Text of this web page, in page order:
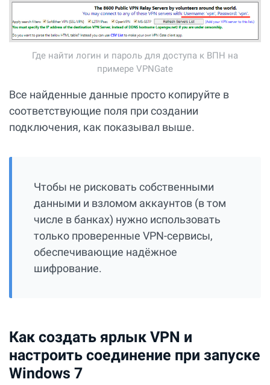
Где найти логин и пароль для доступа к ВПН на
примере VPNGate
Все найденные данные просто копируйте в
соответствующие поля при создании
подключения, как показывал выше.
Чтобы не рисковать собственными
данными и взломом аккаунтов (в том
числе в банках) нужно использовать
только проверенные VPN-сервисы,
обеспечивающие надёжное
шифрование.
Как создать ярлык VPN и
настроить соединение при запуске
Windows 7